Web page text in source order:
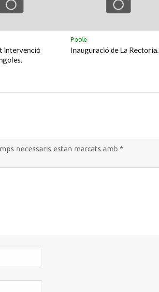
intervenció
Poble
Inauguració de La Rectoria.
necessaris estan marcats amb *